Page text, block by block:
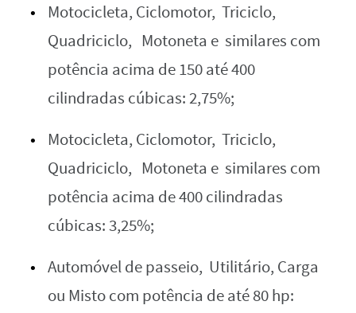
Motocicleta, Ciclomotor, Triciclo,
Quadriciclo, Motoneta e similares com
potência acima de 150 até 400
cilindradas cúbicas: 2,75%;
Motocicleta, Ciclomotor, Triciclo,
Quadriciclo, Motoneta e similares com
potência acima de 400 cilindradas
cúbicas: 3,25%;
Automóvel de passeio, Utilitário, Carga
ou Misto com potência de até 80 hp: